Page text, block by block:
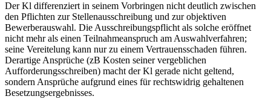
Der Kl differenziert in seinem Vorbringen nicht deutlich zwischen
den Pflichten zur Stellenausschreibung und zur objektiven
Bewerberauswahl. Die Ausschreibungspflicht als solche eröffnet
nicht mehr als einen Teilnahmeanspruch am Auswahlverfahren;
seine Vereitelung kann nur zu einem Vertrauensschaden führen.
Derartige Ansprüche (zB Kosten seiner vergeblichen
Aufforderungsschreiben) macht der Kl gerade nicht geltend,
sondern Ansprüche aufgrund eines für rechtswidrig gehaltenen
Besetzungsergebnisses.